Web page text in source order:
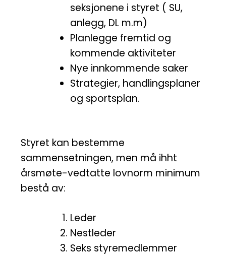
seksjonene i styret ( SU,
anlegg, DL m.m)
Planlegge fremtid og
kommende aktiviteter
Nye innkommende saker
Strategier, handlingsplaner
og sportsplan.
Styret kan bestemme
sammensetningen, men må ihht
årsmøte-vedtatte lovnorm minimum
bestå av:
Leder
Nestleder
Seks styremedlemmer